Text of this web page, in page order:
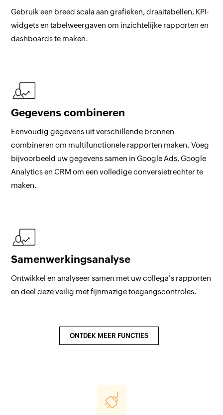
Gebruik een breed scala aan grafieken, draaitabellen, KPI-
widgets en tabelweergaven om inzichtelijke rapporten en
dashboards te maken.
Gegevens combineren
Eenvoudig gegevens uit verschillende bronnen
combineren om multifunctionele rapporten maken. Voeg
bijvoorbeeld uw gegevens samen in Google Ads, Google
Analytics en CRM om een volledige conversietrechter te
maken.
Samenwerkingsanalyse
Ontwikkel en analyseer samen met uw collega's rapporten
en deel deze veilig met fijnmazige toegangscontroles.
ONTDEK MEER FUNCTIES